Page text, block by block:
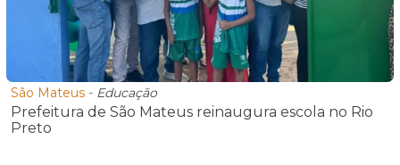
São Mateus - Educação
Prefeitura de São Mateus reinaugura escola no Rio
Preto